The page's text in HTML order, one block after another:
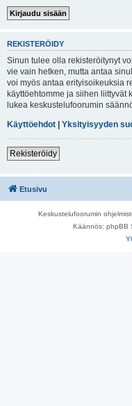
REKISTERÖIDY
Sinun tulee olla rekisteröitynyt
vie vain hetken, mutta antaa
voi myös antaa erityisoikeuksia
käyttöehtomme ja siihen liittyvät
lukea keskustelufoorumin
Käyttöehdot | Yksityisyyden
Rekisteröidy
Etusivu
Keskustelufoorumin
Käännös: phpBB